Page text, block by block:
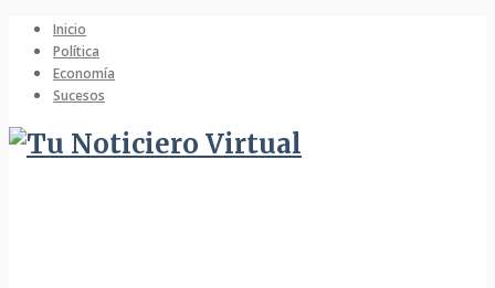
Inicio
Política
Economía
Sucesos